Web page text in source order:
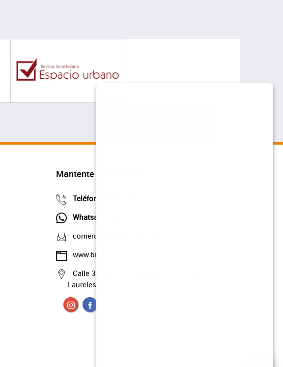
Mantente en Contacto
Teléfono
Whatsapp
comercial@bienesyasociados.com.co
www.bienesyasociados.com.co
Calle 38 No.75 - 03 Edificio Mirador del Parque |
Laureles